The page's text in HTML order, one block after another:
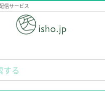
信サービス